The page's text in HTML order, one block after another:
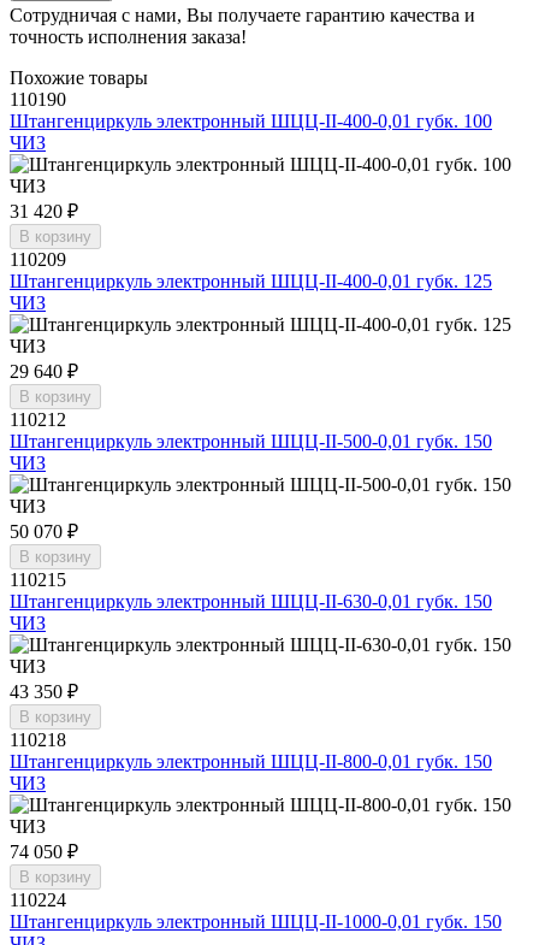
Сотрудничая с нами, Вы получаете гарантию качества и
точность исполнения заказа!
Похожие товары
110190
Штангенциркуль электронный ШЦЦ-II-400-0,01 губк. 100
ЧИЗ
31 420 ₽
В корзину
110209
Штангенциркуль электронный ШЦЦ-II-400-0,01 губк. 125
ЧИЗ
29 640 ₽
В корзину
110212
Штангенциркуль электронный ШЦЦ-II-500-0,01 губк. 150
ЧИЗ
50 070 ₽
В корзину
110215
Штангенциркуль электронный ШЦЦ-II-630-0,01 губк. 150
ЧИЗ
43 350 ₽
В корзину
110218
Штангенциркуль электронный ШЦЦ-II-800-0,01 губк. 150
ЧИЗ
74 050 ₽
В корзину
110224
Штангенциркуль электронный ШЦЦ-II-1000-0,01 губк. 150